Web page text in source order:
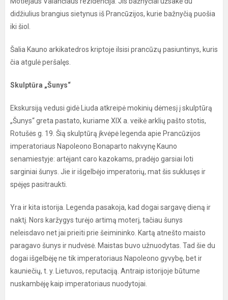
didžiulius brangius sietynus iš Prancūzijos, kurie bažnyčią puošia
iki šiol.
Šalia Kauno arkikatedros kriptoje ilsisi prancūzų pasiuntinys, kuris
čia atgulė peršalęs.
Skulptūra „Šunys“
Ekskursiją vedusi gidė Liuda atkreipė mokinių dėmesį į skulptūrą
„Šunys“ greta pastato, kuriame XIX a. veikė arklių pašto stotis,
Rotušės g. 19. Šią skulptūrą įkvėpė legenda apie Prancūzijos
imperatoriaus Napoleono Bonaparto nakvynę Kauno
senamiestyje: artėjant caro kazokams, pradėjo garsiai loti
sarginiai šunys. Jie ir išgelbėjo imperatorių, mat šis suklusęs ir
spėjęs pasitraukti.
Yra ir kita istorija. Legenda pasakoja, kad dogai sargavę dieną ir
naktį. Nors karžygys turėjo artimą moterį, tačiau šunys
neleisdavo net jai prieiti prie šeimininko. Kartą atnešto maisto
paragavo šunys ir nudvėsė. Maistas buvo užnuodytas. Tad šie du
dogai išgelbėję ne tik imperatoriaus Napoleono gyvybę, bet ir
kauniečių, t. y. Lietuvos, reputaciją. Antraip istorijoje būtume
nuskambėję kaip imperatoriaus nuodytojai.